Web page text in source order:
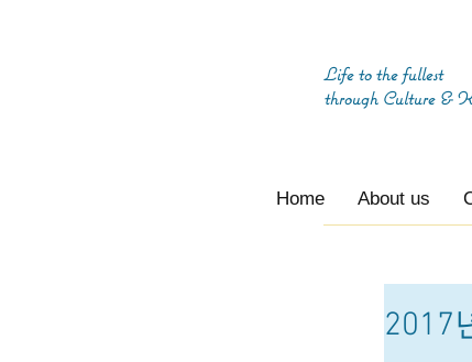
Home About us
Life to the fullest
through Culture &
2017